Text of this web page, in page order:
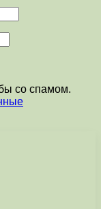
со спамом.